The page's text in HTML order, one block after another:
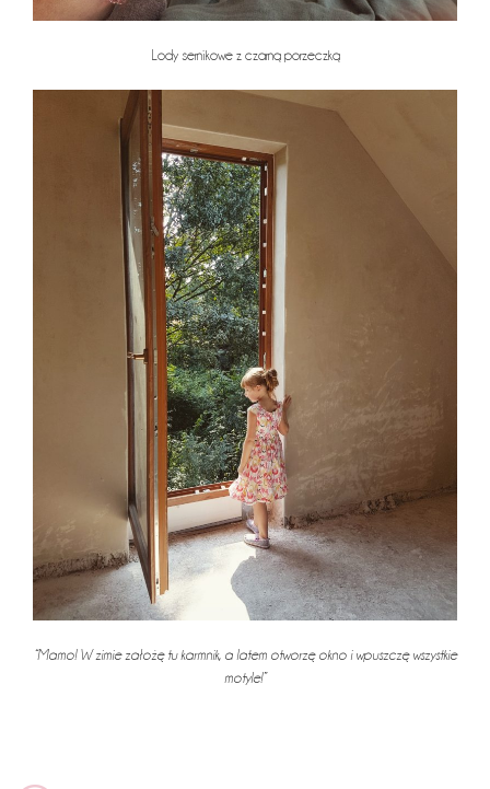
Lody sernikowe z czarną porzeczką
“Mamo! W zimie założę tu karmnik, a latem otworzę okno i wpuszczę wszystkie
motyle!”